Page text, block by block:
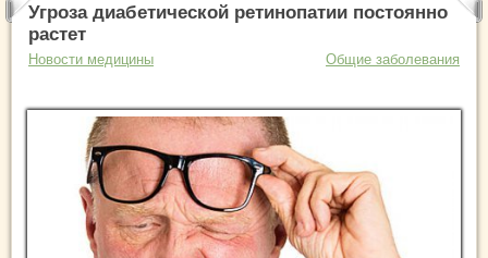
Угроза диабетической ретинопатии постоянно
растет
Новости медицины Общие заболевания